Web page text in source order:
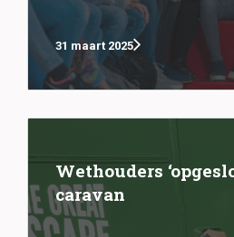
31 maart 2025
Wethouders
caravan